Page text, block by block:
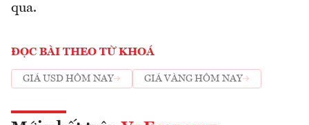
qua.
ĐỌC BÀI THEO TỪ KHOÁ
GIÁ USD HÔM NAY GIÁ VÀNG HÔM NAY